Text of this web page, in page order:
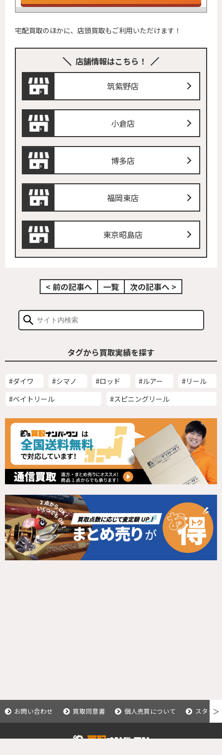
宅配買取のほかに、店頭買取もご利用いただけます！
店舗情報はこちら！
筑紫野店
小倉店
博多店
福岡東店
東京昭島店
< 前の記事へ 一覧 次の記事へ >
タグから買取実績を探す
#ダイワ #シマノ #ロッド #ルアー
#リール
#ベイトリール
#スピニングリール
お問い合わせ 買取同意書 個人売買について スタッ＞